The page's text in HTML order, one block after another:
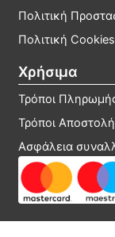
Πολιτική
Πολιτική Cookies
Χρήσιμα
Τρόποι
Τρόποι
Ασφάλεια